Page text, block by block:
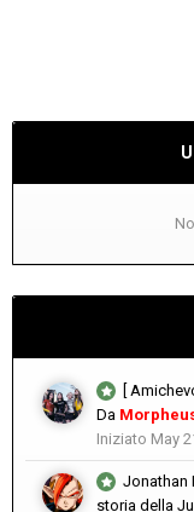
[
Da
Iniziato May
Jonathan
storia della